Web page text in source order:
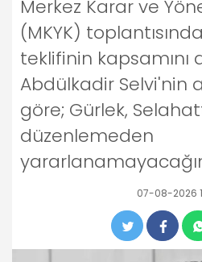
Merkez Karar ve
(MKYK)
teklifinin kapsamını
Abdülkadir Selvi'nin
göre; Gürlek,
düzenlemeden
07-08-2026